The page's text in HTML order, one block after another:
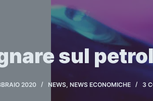
sul
2020 NEWS, NEWS ECONOMICHE 3